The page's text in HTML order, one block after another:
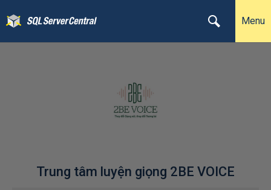
Menu
Trung tâm luyện giọng 2BE VOICE